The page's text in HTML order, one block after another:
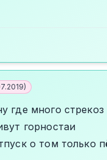
)
где много стрекоз
горностаи
о том только